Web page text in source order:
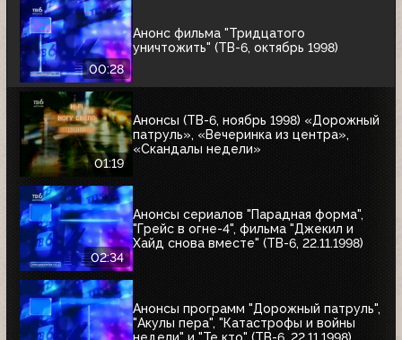
00:28
Анонс фильма "Тридцатого
уничтожить" (ТВ-6, октябрь 1998)
01:19
Анонсы (ТВ-6, ноябрь 1998) «Дорожный
патруль», «Вечеринка из центра»,
«Скандалы недели»
02:34
Анонсы сериалов "Парадная форма",
"Грейс в огне-4", фильма "Джекил и
Хайд снова вместе" (ТВ-6, 22.11.1998)
Анонсы программ "Дорожный патруль",
"Акулы пера", "Катастрофы и войны
недели" и "Те кто" (ТВ-6, 22.11.1998)